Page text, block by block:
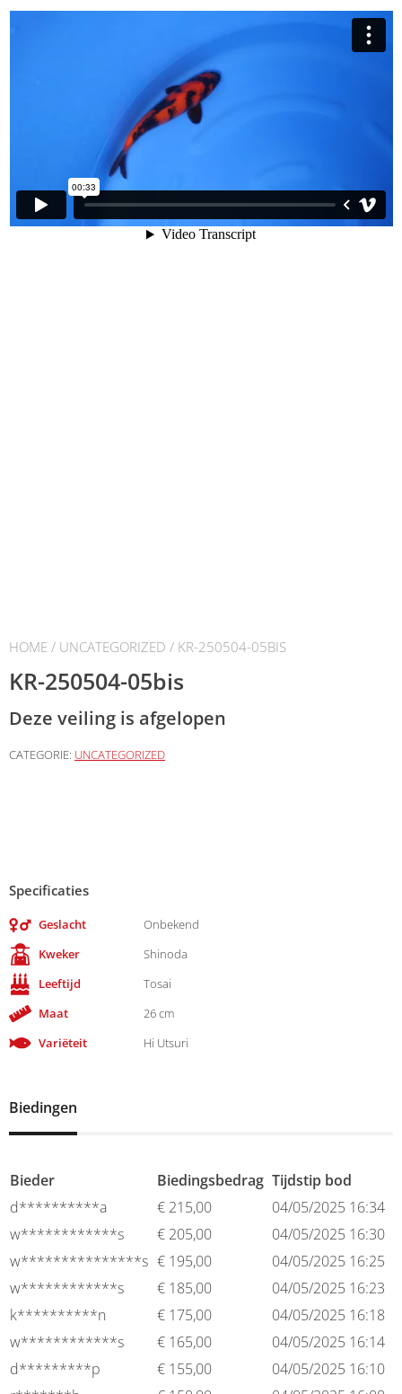
HOME / UNCATEGORIZED / KR-250504-05BIS
KR-250504-05bis
Deze veiling is afgelopen
CATEGORIE: UNCATEGORIZED
Specificaties
Geslacht
Onbekend
Kweker
Shinoda
Leeftijd
Tosai
Maat
26 cm
Variëteit
Hi Utsuri
Biedingen
Bieder Biedingsbedrag Tijdstip bod
d**********a
€ 215,00
04/05/2025 16:34
w************s
€ 205,00
04/05/2025 16:30
w***************s € 195,00
04/05/2025 16:25
w************s
€ 185,00
04/05/2025 16:23
k**********n
€ 175,00
04/05/2025 16:18
w************s
€ 165,00
04/05/2025 16:14
d*********p
€ 155,00
04/05/2025 16:10